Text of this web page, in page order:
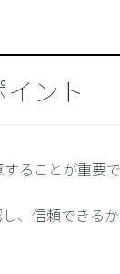
ント
ることが重要で
、信頼できる